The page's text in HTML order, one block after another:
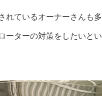
ているオーナーさんも多
ーターの対策をしたいと